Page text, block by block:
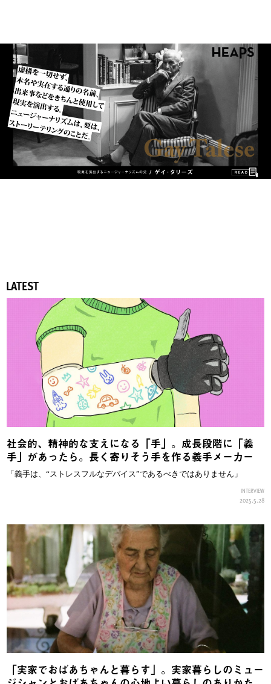
LATEST
社会的、精神的な支えになる「手」。成長段階に「義
手」があったら。長く寄りそう手を作る義手メーカー
「義手は、“ストレスフルなデバイス”であるべきではありません」
INTERVIEW
2025.5.28
「実家でおばあちゃんと暮らす」。実家暮らしのミュー